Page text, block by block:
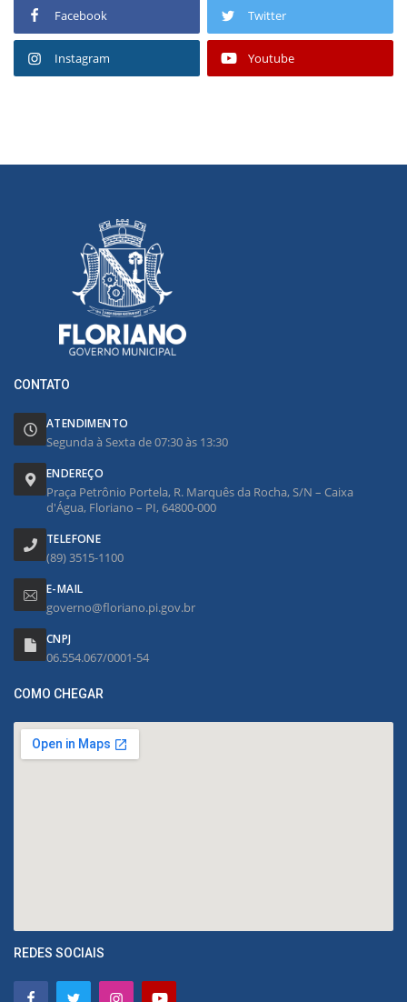
Facebook Twitter
Instagram Youtube
CONTATO
ATENDIMENTO
Segunda à Sexta de 07:30 às 13:30
ENDEREÇO
Praça Petrônio Portela, R. Marquês da Rocha, S/N – Caixa
d'Água, Floriano – PI, 64800-000
TELEFONE
(89) 3515-1100
E-MAIL
governo@floriano.pi.gov.br
CNPJ
06.554.067/0001-54
COMO CHEGAR
REDES SOCIAIS